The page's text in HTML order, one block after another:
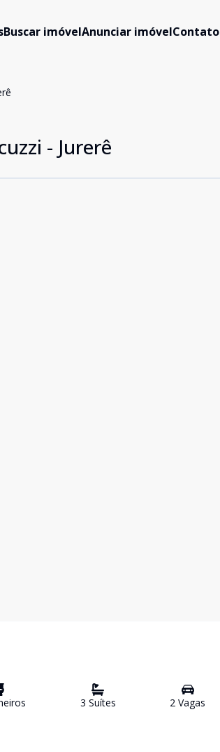
Buscar imóvelAnunciar imóvelContato
- Jurerê
s 3 Suítes 2 Vagas